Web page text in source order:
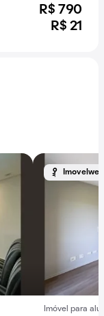
R$ 790
R$ 21
Imovelweb
Imóvel para